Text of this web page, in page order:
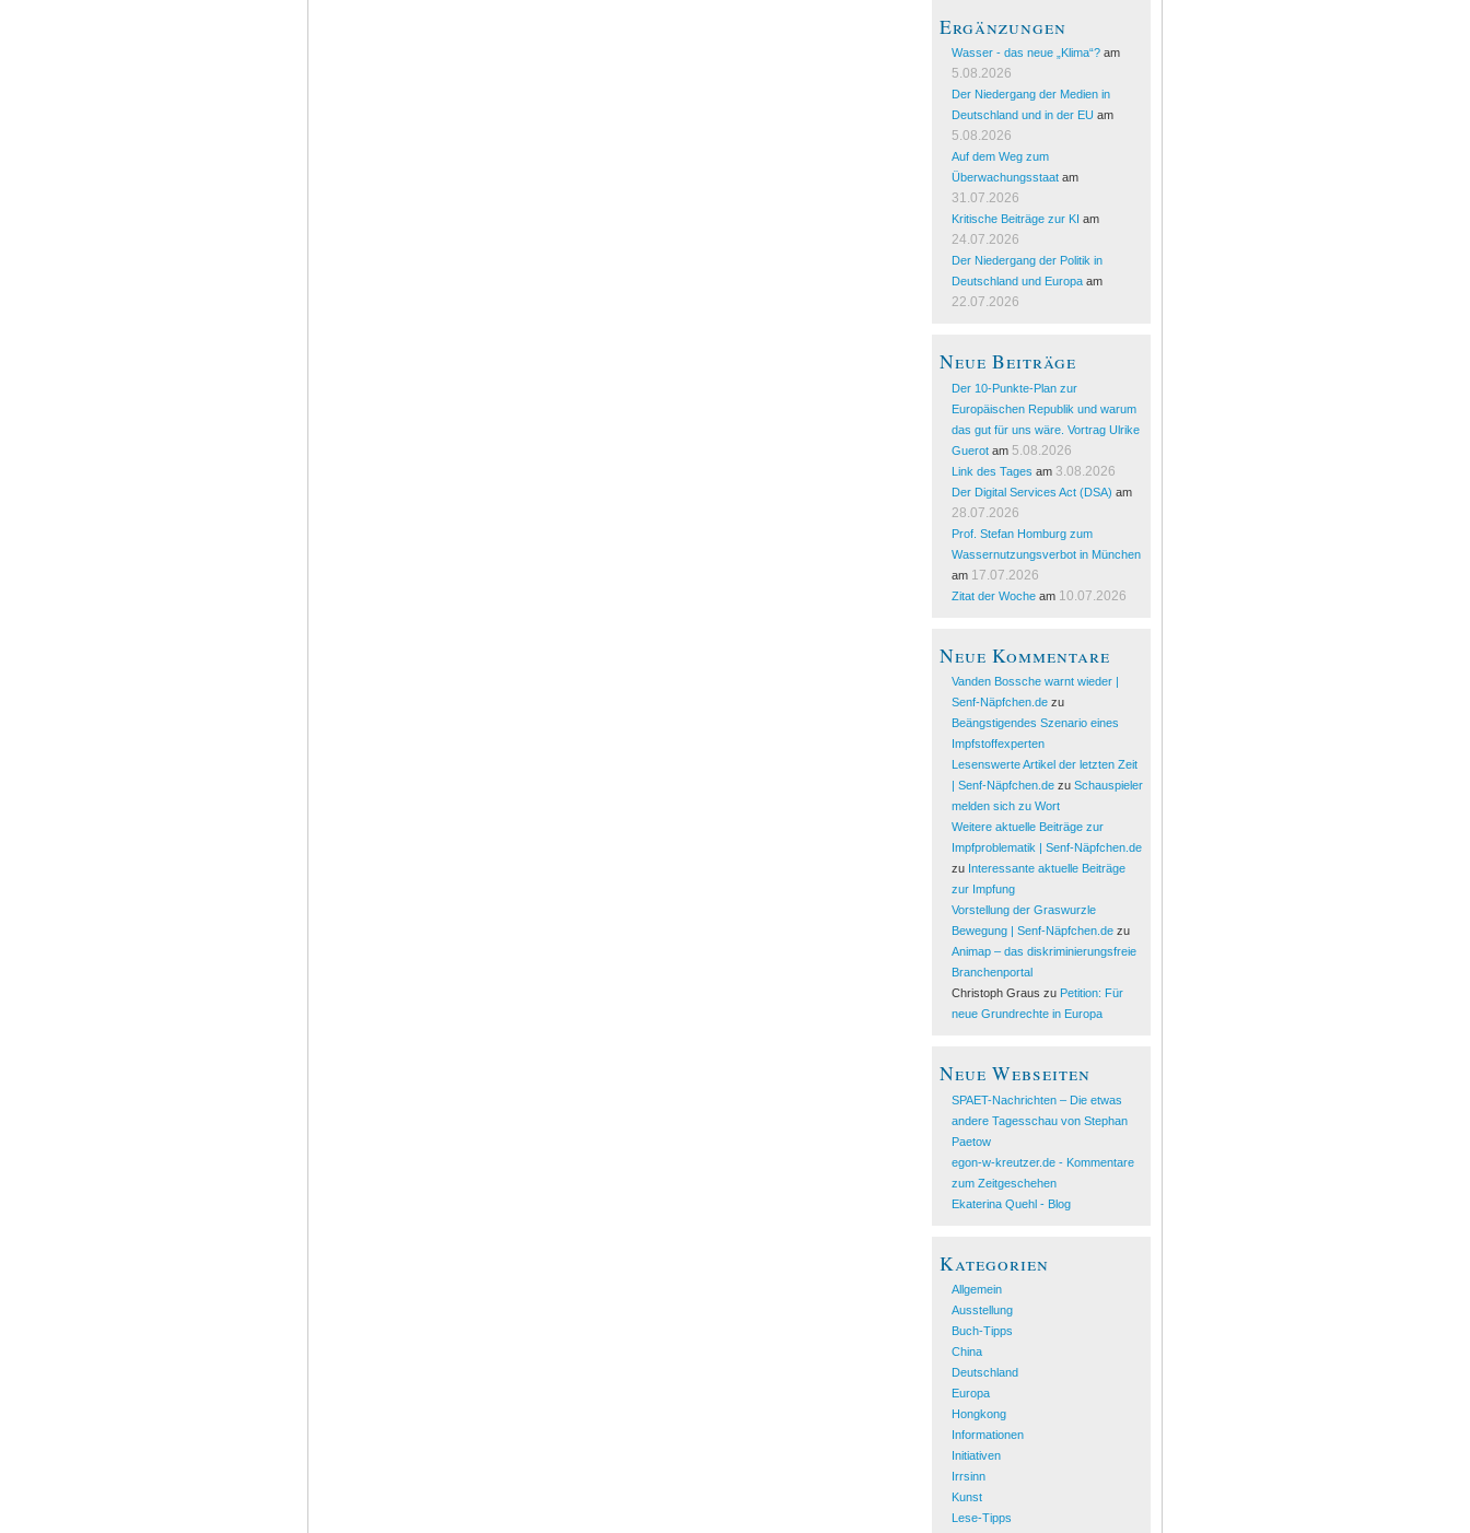
Ergänzungen
Wasser - das neue „Klima“?am
5.08.2026
Der Niedergang der Medien in
Deutschland und in der EU am
5.08.2026
Auf dem Weg zum
Überwachungsstaatam
31.07.2026
Kritische Beiträge zur KI am
24.07.2026
Der Niedergang der Politik in
Deutschland und Europaam
22.07.2026
Neue Beiträge
Der 10-Punkte-Plan zur
Europäischen Republik und warum
das gut für uns wäre. Vortrag Ulrike
Guerotam 5.08.2026
Link des Tages am 3.08.2026
Der Digital Services Act (DSA) am
28.07.2026
Prof. Stefan Homburg zum
Wassernutzungsverbot in München
am 17.07.2026
Zitat der Wocheam 10.07.2026
Neue Kommentare
Vanden Bossche warnt wieder |
Senf-Näpfchen.dezu
Beängstigendes Szenario eines
Impfstoffexperten
Lesenswerte Artikel der letzten Zeit
| Senf-Näpfchen.dezu Schauspieler
melden sich zu Wort
Weitere aktuelle Beiträge zur
Impfproblematik | Senf-Näpfchen.de
zu Interessante aktuelle Beiträge
zur Impfung
Vorstellung der Graswurzle
Bewegung | Senf-Näpfchen.dezu
Animap – das diskriminierungsfreie
Branchenportal
Christoph Graus zu Petition: Für
neue Grundrechte in Europa
Neue Webseiten
SPAET-Nachrichten – Die etwas
andere Tagesschau von Stephan
Paetow
egon-w-kreutzer.de - Kommentare
zum Zeitgeschehen
Ekaterina Quehl - Blog
Kategorien
Allgemein
Ausstellung
Buch-Tipps
China
Deutschland
Europa
Hongkong
Informationen
Initiativen
Irrsinn
Kunst
Lese-Tipps